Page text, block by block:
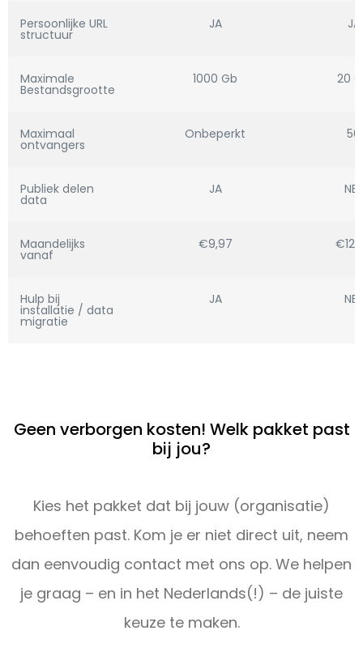
Persoonlijke URL
structuur
JA JA
Maximale
Bestandsgrootte
1000 Gb 20
Maximaal
ontvangers
Onbeperkt 50
Publiek delen
data
JA NEE
Maandelijks
vanaf
€9,97
Hulp bij
installatie / data
migratie
JA NEE
Geen verborgen kosten! Welk pakket past
bij jou?
Kies het pakket dat bij jouw (organisatie)
behoeften past. Kom je er niet direct uit, neem
dan eenvoudig contact met ons op. We helpen
je graag – en in het Nederlands(!) – de juiste
keuze te maken.